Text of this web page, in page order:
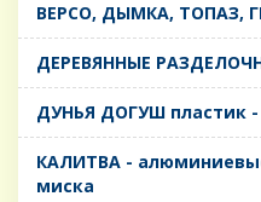
ВЕРСО, ДЫМКА, ТОПАЗ,
ДЕРЕВЯННЫЕ
ДУНЬЯ ДОГУШ пластик -
КАЛИТВА -
миска